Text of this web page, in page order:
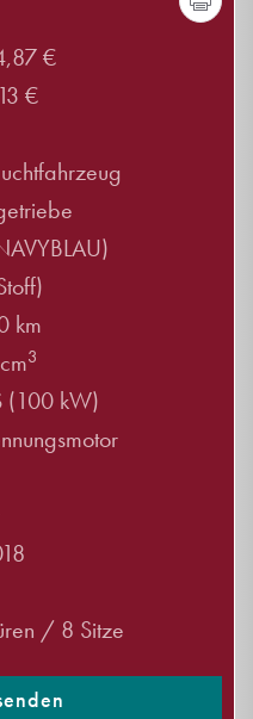
€
€
km
3
(100 kW)
/ 8 Sitze